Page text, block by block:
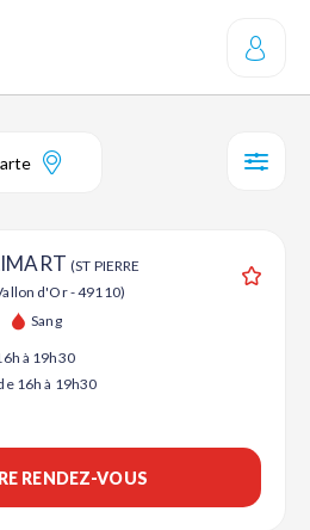
(ST PIERRE
d'Or - 49110)
Sang
à 19h30
16h à 19h30
RENDEZ-VOUS